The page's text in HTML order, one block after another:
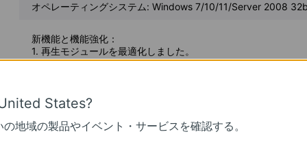
オペレーティングシステム: Windows 7/10/11/Server 2008
新機能と機能強化：
1. 再生モジュールを最適化しました。
2. カスタムアラートのサポートを追加しました。
5. デバイスメンテナンスとデバイスメンテナンス履歴モジュー
6. クラウドアカウントによる2要素認証ログインのサポートを
7. DDNSのサポートを追加しました。
States?
の地域の製品やイベント・サービスを確認する。